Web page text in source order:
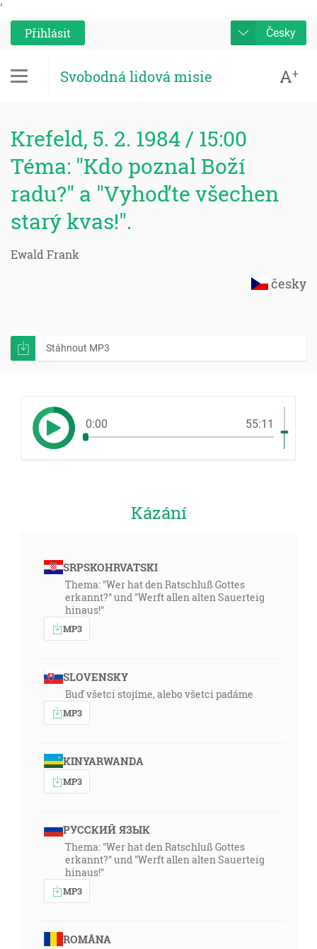
'
Přihlásit
Česky
Svobodná lidová misie A+
Krefeld, 5. 2. 1984 / 15:00
Téma: "Kdo poznal Boží
radu?" a "Vyhoďte všechen
starý kvas!".
Ewald Frank
česky
Stáhnout MP3
0:00 55:11
Kázání
SRPSKOHRVATSKI
Thema: "Wer hat den Ratschluß Gottes
erkannt?" und "Werft allen alten Sauerteig
hinaus!"
MP3
SLOVENSKY
Buď všetci stojíme, alebo všetci padáme
MP3
KINYARWANDA
MP3
РУССКИЙ ЯЗЫК
Thema: "Wer hat den Ratschluß Gottes
erkannt?" und "Werft allen alten Sauerteig
hinaus!"
MP3
ROMÂNA